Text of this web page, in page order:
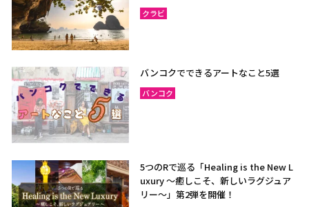
クラビ
バンコクでできるアートなこと5選
バンコク
5つのRで巡る「Healing is the New L
uxury ～癒しこそ、新しいラグジュア
リー〜」第2弾を開催！